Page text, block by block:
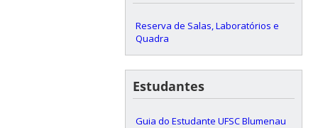
Reserva de Salas, Laboratórios e
Quadra
Estudantes
Guia do Estudante UFSC Blumenau